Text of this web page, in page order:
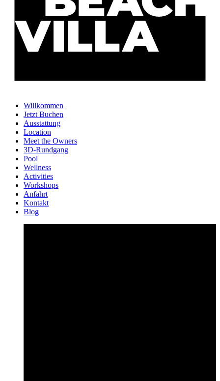
Willkommen
Jetzt Buchen
Ausstattung
Location
Meet the Owners
3D-Rundgang
Pool
Wellness
Activities
Workshops
Anfahrt
Kontakt
Blog